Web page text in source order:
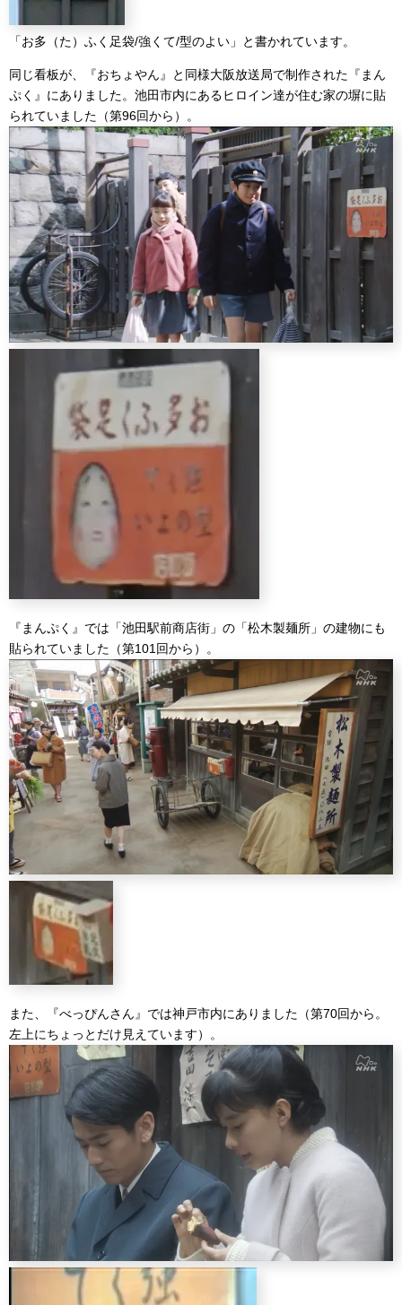
「お多（た）ふく足袋/強くて/型のよい」と書かれています。
同じ看板が、『おちょやん』と同様大阪放送局で制作された『まん
ぷく』にありました。池田市内にあるヒロイン達が住む家の塀に貼
られていました（第96回から）。
『まんぷく』では「池田駅前商店街」の「松木製麺所」の建物にも
貼られていました（第101回から）。
また、『べっぴんさん』では神戸市内にありました（第70回から。
左上にちょっとだけ見えています）。